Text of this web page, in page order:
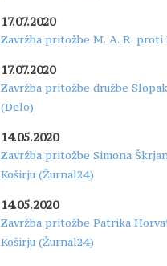
17.07.2020
Zavržba pritožbe M. A. R. proti
17.07.2020
Zavržba pritožbe družbe
(Delo)
14.05.2020
Zavržba pritožbe Simona
Koširju (Žurnal24)
14.05.2020
Zavržba pritožbe Patrika
Koširju (Žurnal24)